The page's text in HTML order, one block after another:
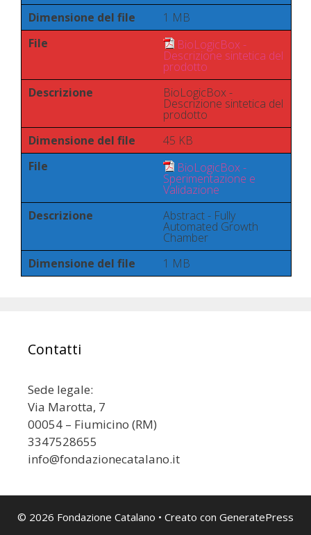
Dimensione del file
1 MB
File
BioLogicBox -
Descrizione sintetica del
prodotto
Descrizione
BioLogicBox -
Descrizione sintetica del
prodotto
Dimensione del file
45 KB
File
BioLogicBox -
Sperimentazione e
Validazione
Descrizione
Abstract - Fully
Automated Growth
Chamber
Dimensione del file
1 MB
Contatti
Sede legale:
Via Marotta, 7
00054 – Fiumicino (RM)
3347528655
info@fondazionecatalano.it
© 2026 Fondazione Catalano • Creato con GeneratePress